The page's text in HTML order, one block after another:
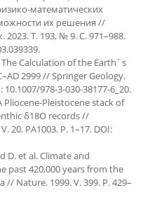
математических
их решения //
2023. Т. 193, № 9. С. 971–988.
Calculation of the Earth`s
2999 // Springer Geology.
10.1007/978-3-030-38177-6_20.
Pliocene-Pleistocene stack of
δ18O records //
20. PA1003. P. 1–17. DOI:
D. et al. Climate and
past 420,000 years from the
// Nature. 1999. V. 399. P. 429–